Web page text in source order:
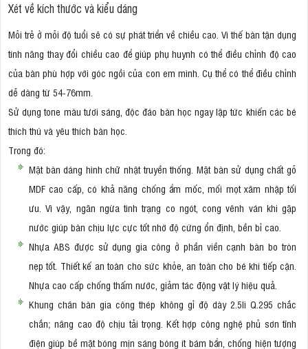
Xét về kích thước và kiểu dáng
Mỗi trẻ ở mỗi độ tuổi sẽ có sự phát triển về chiều cao. Vì thế bàn tận dụng
tính năng thay đổi chiều cao để giúp phụ huynh có thể điều chỉnh độ cao
của bàn phù hợp với góc ngồi của con em mình. Cụ thể có thể điều chỉnh
dễ dàng từ 54-76mm.
Sử dụng tone màu tươi sáng, độc đáo bàn học ngay lập tức khiến các bé
thích thú và yêu thích bàn học.
Trong đó:
Mặt bàn dáng hình chữ nhật truyền thống. Mặt bàn sử dụng chất gỗ
MDF cao cấp, có khả năng chống ẩm mốc, mối mọt xâm nhập tối
ưu. Vì vậy, ngăn ngừa tình trạng co ngót, cong vênh ván khi gặp
nước giúp bàn chịu lực cực tốt nhờ độ cứng ổn định, bền bỉ cao.
Nhựa ABS được sử dụng gia công ở phần viền cạnh bàn bo tròn
nẹp tốt. Thiết kế an toàn cho sức khỏe, an toàn cho bé khi tiếp cận.
Nhựa cao cấp chống thấm nước, giảm tác động vật lý hiệu quả.
Khung chân bàn gia công thép không gỉ độ dày 2.5li Q.295 chắc
chắn; nâng cao độ chịu tải trọng. Kết hợp công nghệ phủ sơn tĩnh
điện giúp bề mặt bóng mịn sáng bóng ít bám bẩn, chống hiện tượng